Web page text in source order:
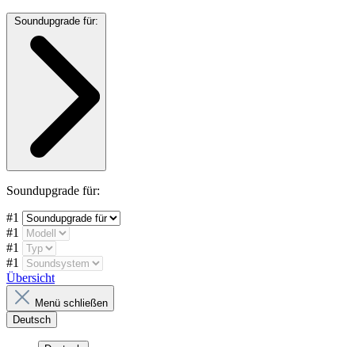
Soundupgrade für:
Soundupgrade für:
#1
#1
#1
#1
Übersicht
Menü schließen
Deutsch